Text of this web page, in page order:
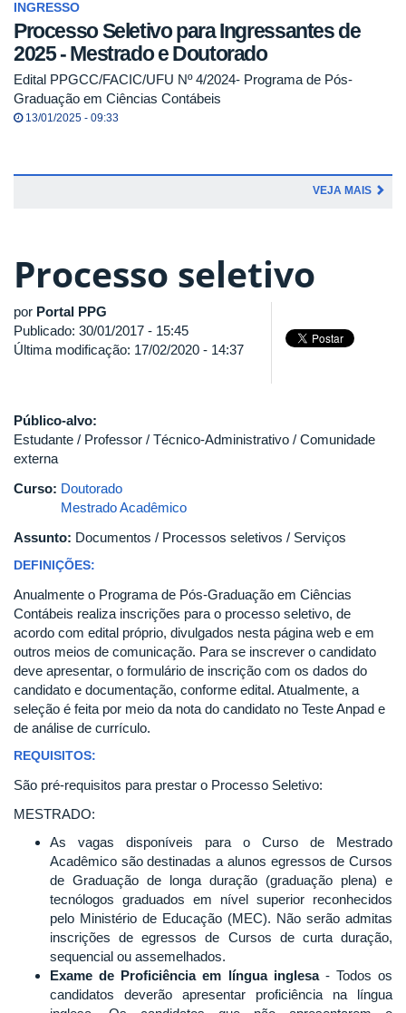
INGRESSO
Processo Seletivo para Ingressantes de
2025 - Mestrado e Doutorado
Edital PPGCC/FACIC/UFU Nº 4/2024- Programa de Pós-
Graduação em Ciências Contábeis
13/01/2025 - 09:33
VEJA MAIS
Processo seletivo
por Portal PPG
Publicado: 30/01/2017 - 15:45
Última modificação: 17/02/2020 - 14:37
Público-alvo:
Estudante / Professor / Técnico-Administrativo / Comunidade
externa
Curso: Doutorado
Mestrado Acadêmico
Assunto: Documentos / Processos seletivos / Serviços
DEFINIÇÕES:
Anualmente o Programa de Pós-Graduação em Ciências
Contábeis realiza inscrições para o processo seletivo, de
acordo com edital próprio, divulgados nesta página web e em
outros meios de comunicação. Para se inscrever o candidato
deve apresentar, o formulário de inscrição com os dados do
candidato e documentação, conforme edital. Atualmente, a
seleção é feita por meio da nota do candidato no Teste Anpad e
de análise de currículo.
REQUISITOS:
São pré-requisitos para prestar o Processo Seletivo:
MESTRADO:
As vagas disponíveis para o Curso de Mestrado
Acadêmico são destinadas a alunos egressos de Cursos
de Graduação de longa duração (graduação plena) e
tecnólogos graduados em nível superior reconhecidos
pelo Ministério de Educação (MEC). Não serão admitas
inscrições de egressos de Cursos de curta duração,
sequencial ou assemelhados.
Exame de Proficiência em língua inglesa- Todos os
candidatos deverão apresentar proficiência na língua